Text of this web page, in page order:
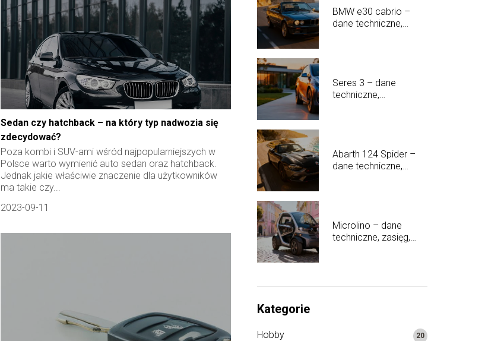
Sedan czy hatchback – na który typ nadwozia się
zdecydować?
Poza kombi i SUV-ami wśród najpopularniejszych w
Polsce warto wymienić auto sedan oraz hatchback.
Jednak jakie właściwie znaczenie dla użytkowników
ma takie czy...
2023-09-11
BMW e30 cabrio –
dane techniczne,
Seres 3 – dane
techniczne,
Abarth 124 Spider –
dane techniczne,
Microlino – dane
techniczne, zasięg,
Kategorie
Hobby 20